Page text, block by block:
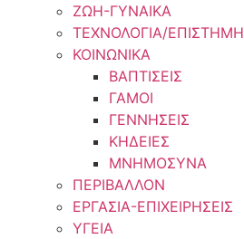
ΖΩΗ-ΓΥΝΑΙΚΑ
ΤΕΧΝΟΛΟΓΙΑ/ΕΠΙΣΤΗΜΗ
ΚΟΙΝΩΝΙΚΑ
ΒΑΠΤΙΣΕΙΣ
ΓΑΜΟΙ
ΓΕΝΝΗΣΕΙΣ
ΚΗΔΕΙΕΣ
ΜΝΗΜΟΣΥΝΑ
ΠΕΡΙΒΑΛΛΟΝ
ΕΡΓΑΣΙΑ-ΕΠΙΧΕΙΡΗΣΕΙΣ
ΥΓΕΙΑ